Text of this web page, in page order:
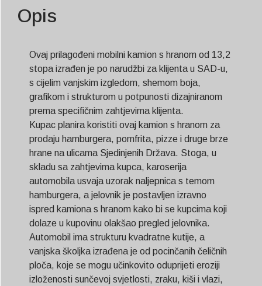
Opis
Ovaj prilagođeni mobilni kamion s hranom od 13,2
stopa izrađen je po narudžbi za klijenta u SAD-u,
s cijelim vanjskim izgledom, shemom boja,
grafikom i strukturom u potpunosti dizajniranom
prema specifičnim zahtjevima klijenta.
Kupac planira koristiti ovaj kamion s hranom za
prodaju hamburgera, pomfrita, pizze i druge brze
hrane na ulicama Sjedinjenih Država. Stoga, u
skladu sa zahtjevima kupca, karoserija
automobila usvaja uzorak naljepnica s temom
hamburgera, a jelovnik je postavljen izravno
ispred kamiona s hranom kako bi se kupcima koji
dolaze u kupovinu olakšao pregled jelovnika.
Automobil ima strukturu kvadratne kutije, a
vanjska školjka izrađena je od pocinčanih čeličnih
ploča, koje se mogu učinkovito oduprijeti eroziji
izloženosti sunčevoj svjetlosti, zraku, kiši i vlazi,